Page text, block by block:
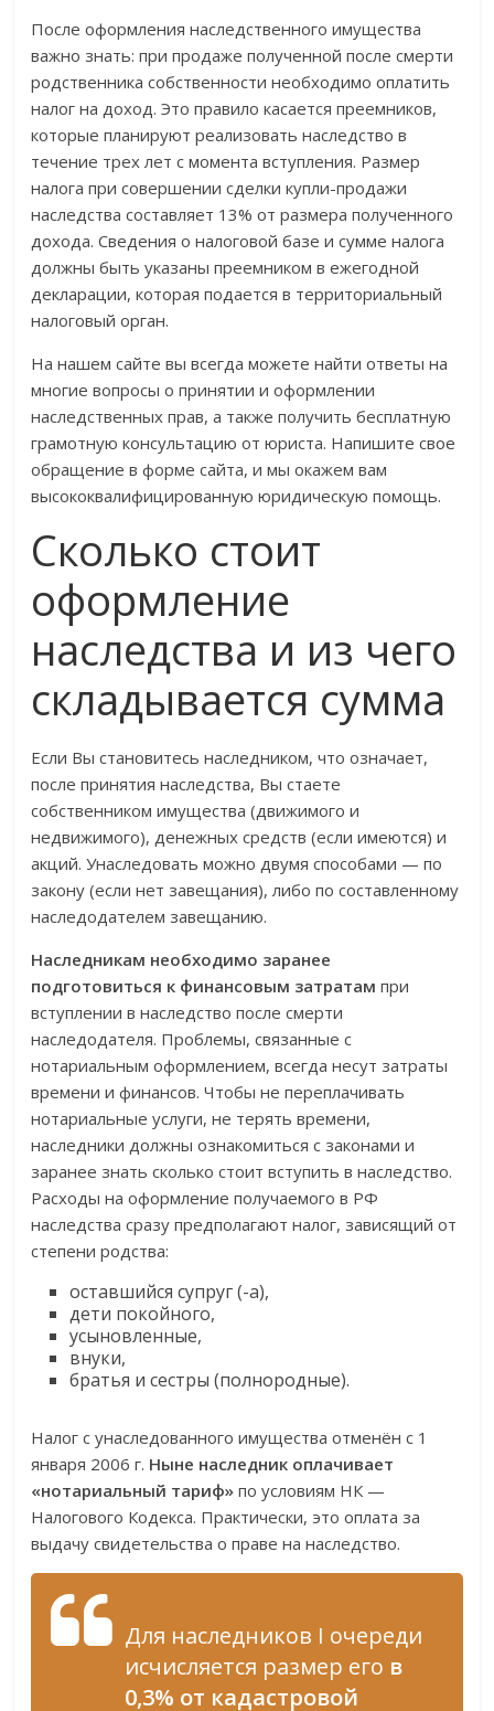
После оформления наследственного имущества
важно знать: при продаже полученной после смерти
родственника собственности необходимо оплатить
налог на доход. Это правило касается преемников,
которые планируют реализовать наследство в
течение трех лет с момента вступления. Размер
налога при совершении сделки купли-продажи
наследства составляет 13% от размера полученного
дохода. Сведения о налоговой базе и сумме налога
должны быть указаны преемником в ежегодной
декларации, которая подается в территориальный
налоговый орган.
На нашем сайте вы всегда можете найти ответы на
многие вопросы о принятии и оформлении
наследственных прав, а также получить бесплатную
грамотную консультацию от юриста. Напишите свое
обращение в форме сайта, и мы окажем вам
высококвалифицированную юридическую помощь.
Сколько стоит
оформление
наследства и из чего
складывается сумма
Если Вы становитесь наследником, что означает,
после принятия наследства, Вы стаете
собственником имущества (движимого и
недвижимого), денежных средств (если имеются) и
акций. Унаследовать можно двумя способами — по
закону (если нет завещания), либо по составленному
наследодателем завещанию.
Наследникам необходимо заранее
подготовиться к финансовым затратам при
вступлении в наследство после смерти
наследодателя. Проблемы, связанные с
нотариальным оформлением, всегда несут затраты
времени и финансов. Чтобы не переплачивать
нотариальные услуги, не терять времени,
наследники должны ознакомиться с законами и
заранее знать сколько стоит вступить в наследство.
Расходы на оформление получаемого в РФ
наследства сразу предполагают налог, зависящий от
степени родства:
оставшийся супруг (-а),
дети покойного,
усыновленные,
внуки,
братья и сестры (полнородные).
Налог с унаследованного имущества отменён с 1
января 2006 г. Ныне наследник оплачивает
«нотариальный тариф» по условиям НК —
Налогового Кодекса. Практически, это оплата за
выдачу свидетельства о праве на наследство.
Для наследников I очереди
исчисляется размер его в
0,3% от кадастровой